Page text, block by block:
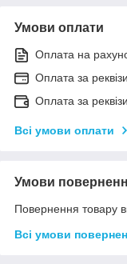
Умови оплати
Оплата на
Оплата за
Оплата за
Всі умови оплати
Умови
Повернення товару
Всі умови